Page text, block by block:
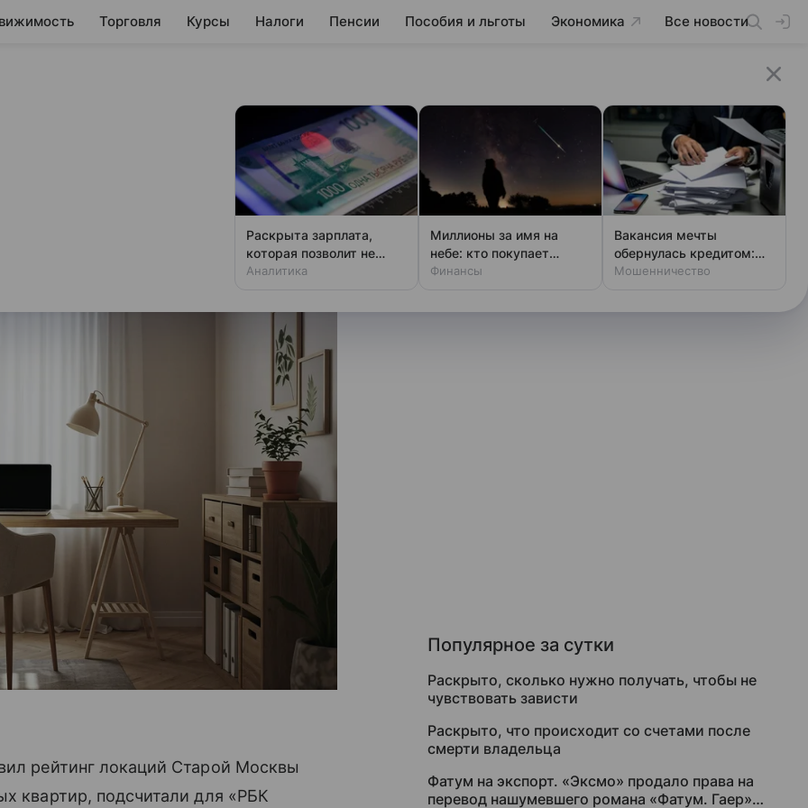
Торговля Курсы Налоги Пенсии Пособия и льготы Экономика Все новости
— лидеры по
жилья в мае
жилья в Старой Москве
рейтинг локаций Старой Москвы
квартир, подсчитали для «РБК
Популярное за сутки
Раскрыто, сколько нужно получать, чтобы не
чувствовать зависти
Раскрыто, что происходит со счетами после
смерти владельца
Фатум на экспорт. «Эксмо» продало права на
перевод нашумевшего романа «Фатум. Гаер»
Раскрыта зарплата,
которая позволит не
чувствовать зависти
Аналитика
Миллионы за имя на
небе: кто покупает
звезды
Финансы
Вакансия мечты
обернулась кредитом:
новая уловка аферистов
Мошенничество